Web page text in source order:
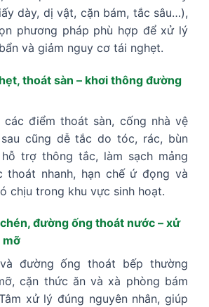
dày, dị vật, cặn bám, tắc sâu…),
phương pháp phù hợp để xử lý
và giảm nguy cơ tái nghẹt.
thoát sàn – khơi thông đường
các điểm thoát sàn, cống nhà vệ
cũng dễ tắc do tóc, rác, bùn
trợ thông tắc, làm sạch mảng
thoát nhanh, hạn chế ứ đọng và
chịu trong khu vực sinh hoạt.
đường ống thoát nước – xử
mỡ
đường ống thoát bếp thường
cặn thức ăn và xà phòng bám
xử lý đúng nguyên nhân, giúp